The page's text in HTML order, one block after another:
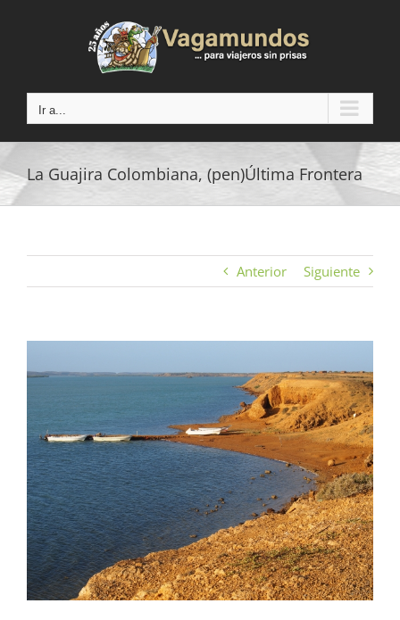
Ir a...
La Guajira Colombiana, (pen)Última Frontera
Anterior Siguiente
imagen
grande